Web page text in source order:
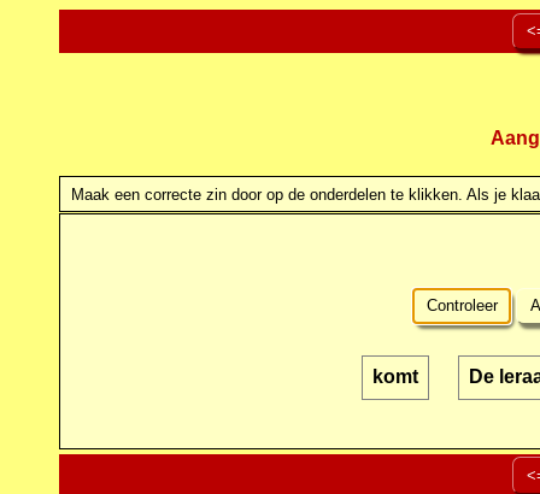
Maak een correcte zin door op de onderdelen te klikken. Als je
Controleer
komt De